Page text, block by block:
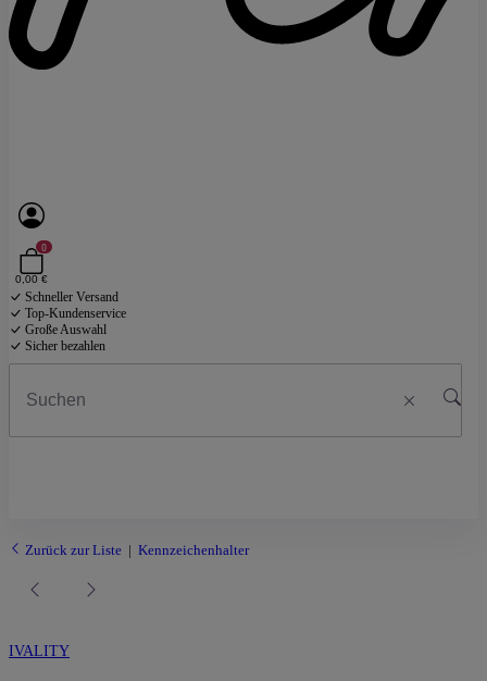
0
0,00 €
Schneller Versand
Top-Kundenservice
Große Auswahl
Sicher bezahlen
Zurück zur Liste Kennzeichenhalter
IVALITY